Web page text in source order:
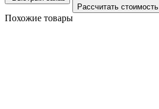
Рассчитать стоимость
Похожие товары